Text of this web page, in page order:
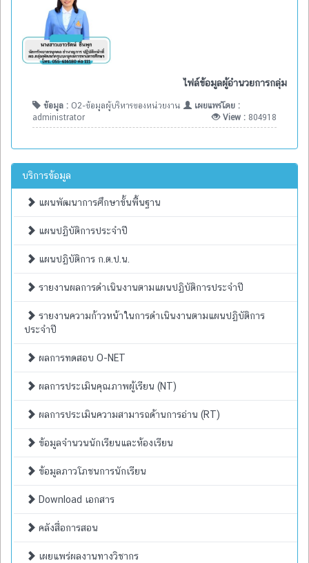
ไฟล์ข้อมูลผู้อำนวยการกลุ่ม
ข้อมูล : O2-ข้อมูลผู้บริหารของหน่วยงาน
เผยแพร่โดย :
administrator
View : 804918
บริการข้อมูล
แผนพัฒนาการศึกษาขั้นพื้นฐาน
แผนปฏิบัติการประจำปี
แผนปฏิบัติการ ก.ต.ป.น.
รายงานผลการดำเนินงานตามแผนปฏิบัติการประจำปี
รายงานความก้าวหน้าในการดำเนินงานตามแผนปฏิบัติการ
ประจำปี
ผลการทดสอบ O-NET
ผลการประเมินคุณภาพผู้เรียน (NT)
ผลการประเมินความสามารถด้านการอ่าน (RT)
ข้อมูลจำนวนนักเรียนและห้องเรียน
ข้อมูลภาวโภชนการนักเรียน
Download เอกสาร
คลังสื่อการสอน
เผยแพร่ผลงานทางวิชากร